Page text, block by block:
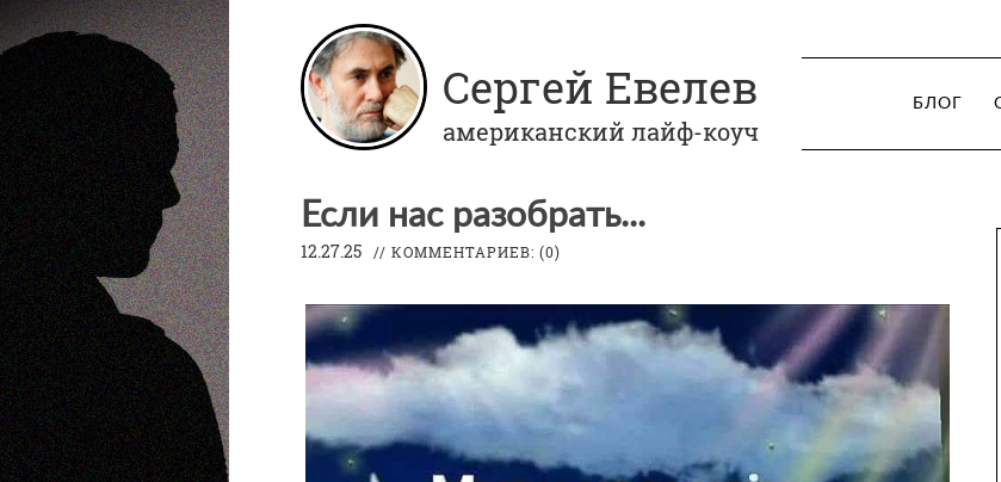
Сергей Евелев
американский лайф-коуч
БЛОГ
Если нас разобрать...
12.27.25 // КОММЕНТАРИЕВ: (0)